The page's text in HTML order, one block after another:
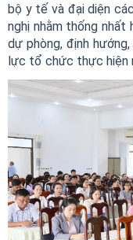
bộ y tế và đại diện
nghị nhằm thống nhất
dự phòng, định
lực tổ chức thực hiện